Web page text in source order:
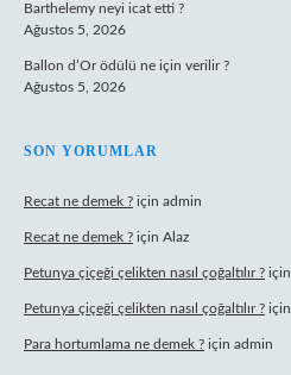
Barthelemy neyi icat etti ?
Ağustos 5, 2026
Ballon d’Or ödülü ne için verilir ?
Ağustos 5, 2026
SON YORUMLAR
Recat ne demek ? için admin
Recat ne demek ? için Alaz
Petunya çiçeği çelikten nasıl çoğaltılır ? için
Petunya çiçeği çelikten nasıl çoğaltılır ? için
Para hortumlama ne demek ? için admin